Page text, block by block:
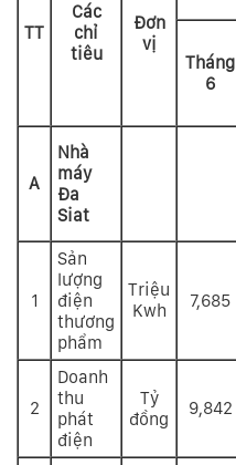
TT
Các
chỉ
tiêu
Đơn
vị
Tháng
6
A
Nhà
máy
Đa
Siat
1
Sản
lượng
điện
thương
phẩm
Triệu
Kwh
7,685
2
Doanh
thu
phát
điện
Tỷ
đồng
9,842